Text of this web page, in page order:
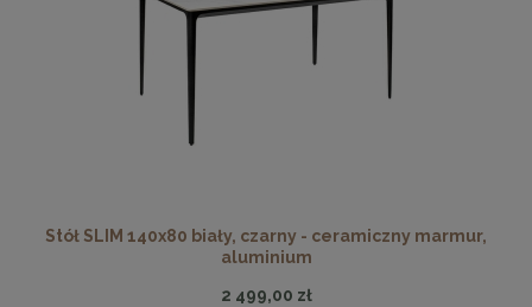
Stół SLIM 140x80 biały, czarny - ceramiczny marmur,
aluminium
2 499,00 zł